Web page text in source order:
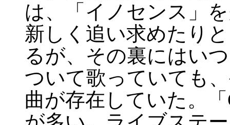
は、「イノセンス」
新しく追い求めたり
るが、その裏にはい
ついて歌っていても
曲が存在していた。